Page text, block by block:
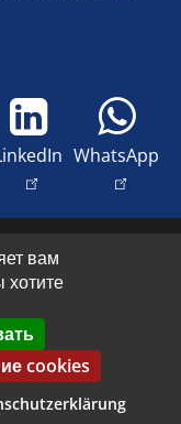
WhatsApp
Свяжитесь с нами
Доступность
Оттиск
авторские права
anpassen
вам
хотите
cookies